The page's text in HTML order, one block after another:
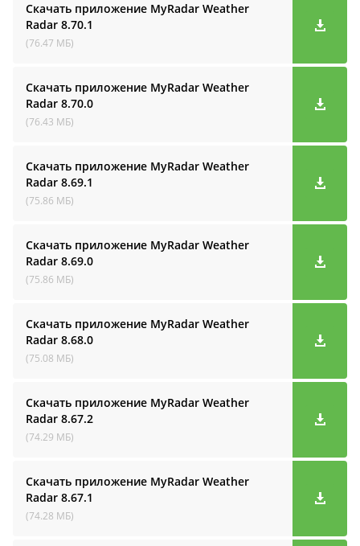
Скачать приложение MyRadar Weather
Radar 8.70.1
(76.47 МБ)
Скачать приложение MyRadar Weather
Radar 8.70.0
(76.43 МБ)
Скачать приложение MyRadar Weather
Radar 8.69.1
(75.86 МБ)
Скачать приложение MyRadar Weather
Radar 8.69.0
(75.86 МБ)
Скачать приложение MyRadar Weather
Radar 8.68.0
(75.08 МБ)
Скачать приложение MyRadar Weather
Radar 8.67.2
(74.29 МБ)
Скачать приложение MyRadar Weather
Radar 8.67.1
(74.28 МБ)